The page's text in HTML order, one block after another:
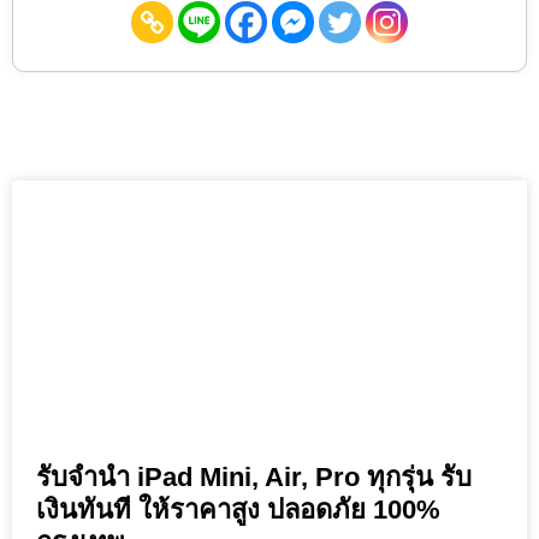
รับจำนำ iPad Mini, Air, Pro ทุกรุ่น รับ
เงินทันที ให้ราคาสูง ปลอดภัย 100%